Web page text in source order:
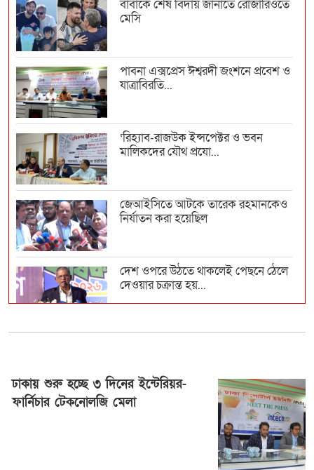
বাবাকে শেষ বিদায় জানাতে রোজারিওতে
মেসি
পাবনা এক্সপ্রেস ঈশ্বরদী জংশনে প্রবেশ ও
যাত্রাবিরতি...
‘রিহ্যাব-রাজউক ইন্সপেক্টর ও ভবন
মালিকদের যৌথ প্রযো...
জেআইসিতে আটকে তারেক রহমানকেও
নির্যাতন করা হয়েছিল
দেশ ওপরে উঠতে থাকলেই পেছনে ঠেলে
দেওয়ার চক্রান্ত হয়...
রাজনৈতিক সম্পৃক্ততা যেন পেশাগত
জনগণের অধিকার নিশ্চিত না হওয়া পর্যন্ত
ঢাকায় শুরু হচ্ছে ৩ দিনের ইন্টেরিয়র-
ফার্নিচার টেকনোলজি মেলা